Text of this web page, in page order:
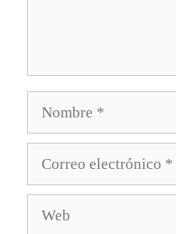
electrónico